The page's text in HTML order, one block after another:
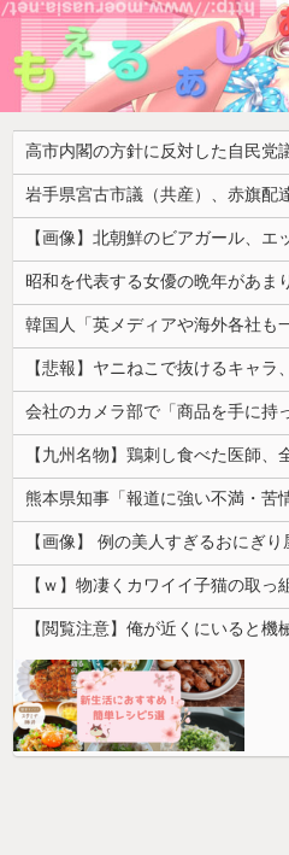
【ｗ】物凄くカワイイ子猫の取っ
【閲覧注意】俺が近くにいると機